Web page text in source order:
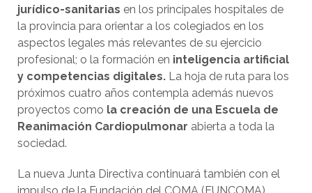
jurídico-sanitarias en los principales hospitales de
la provincia para orientar a los colegiados en los
aspectos legales más relevantes de su ejercicio
profesional; o la formación en inteligencia artificial
y competencias digitales. La hoja de ruta para los
próximos cuatro años contempla además nuevos
proyectos como la creación de una Escuela de
Reanimación Cardiopulmonar abierta a toda la
sociedad.
La nueva Junta Directiva continuará también con el
impulso de la Fundación del COMA (FUNCOMA)